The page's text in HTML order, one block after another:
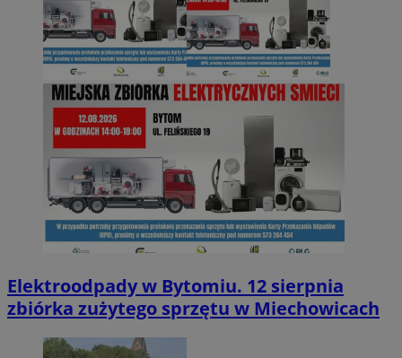
Elektroodpady w Bytomiu. 12 sierpnia
zbiórka zużytego sprzętu w Miechowicach